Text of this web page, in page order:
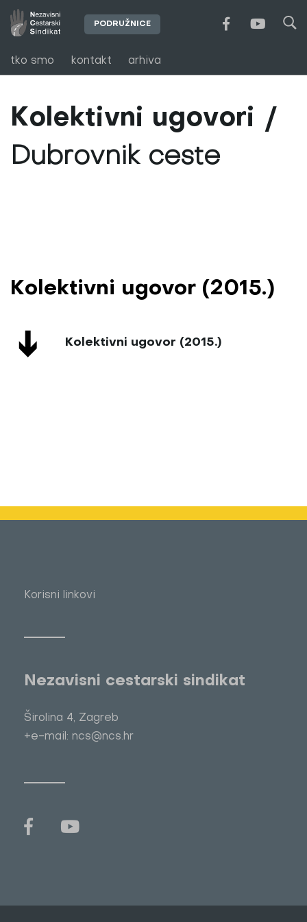
tko smo kontakt arhiva
PODRUŽNICE
Kolektivni ugovori
Dubrovnik ceste
Kolektivni ugovor (2015.)
Kolektivni ugovor (2015.)
Korisni linkovi
Nezavisni cestarski sindikat
Širolina 4, Zagreb
+e-mail: ncs@ncs.hr